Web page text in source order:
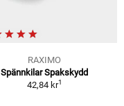
RAXIMO
Spännkilar Spakskydd
42,84 kr1